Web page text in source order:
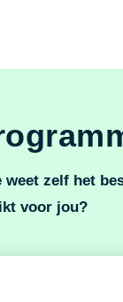
zelf het
voor jou?